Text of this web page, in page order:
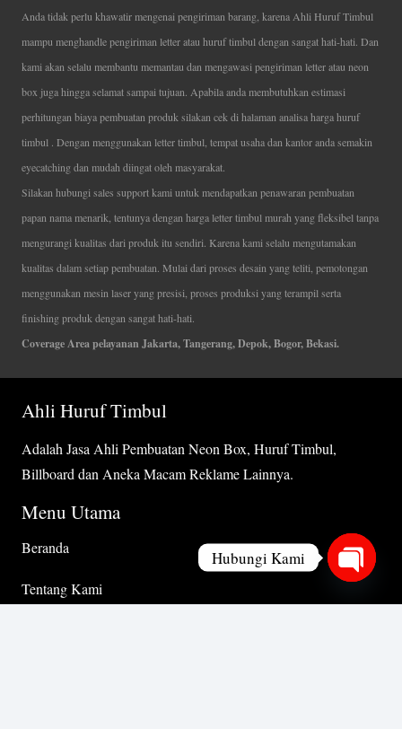
Anda tidak perlu khawatir mengenai pengiriman barang, karena Ahli Huruf Timbul
mampu menghandle pengiriman letter atau huruf timbul dengan sangat hati-hati. Dan
kami akan selalu membantu memantau dan mengawasi pengiriman letter atau neon
box juga hingga selamat sampai tujuan. Apabila anda membutuhkan estimasi
perhitungan biaya pembuatan produk silakan cek di halaman analisa harga huruf
timbul . Dengan menggunakan letter timbul, tempat usaha dan kantor anda semakin
eyecatching dan mudah diingat oleh masyarakat.
Silakan hubungi sales support kami untuk mendapatkan penawaran pembuatan
papan nama menarik, tentunya dengan harga letter timbul murah yang fleksibel tanpa
mengurangi kualitas dari produk itu sendiri. Karena kami selalu mengutamakan
kualitas dalam setiap pembuatan. Mulai dari proses desain yang teliti, pemotongan
menggunakan mesin laser yang presisi, proses produksi yang terampil serta
finishing produk dengan sangat hati-hati.
Coverage Area pelayanan Jakarta, Tangerang, Depok, Bogor, Bekasi.
Ahli Huruf Timbul
Adalah Jasa Ahli Pembuatan Neon Box, Huruf Timbul,
Billboard dan Aneka Macam Reklame Lainnya.
Menu Utama
Beranda
Tentang Kami
Hubungi Kami